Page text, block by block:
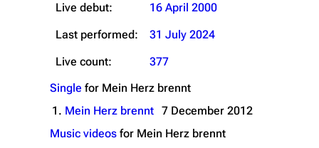
Live debut:
16 April 2000
Last performed:
31 July 2024
Live count:
377
Single for Mein Herz brennt
1. Mein Herz brennt 7 December 2012
Music videos for Mein Herz brennt